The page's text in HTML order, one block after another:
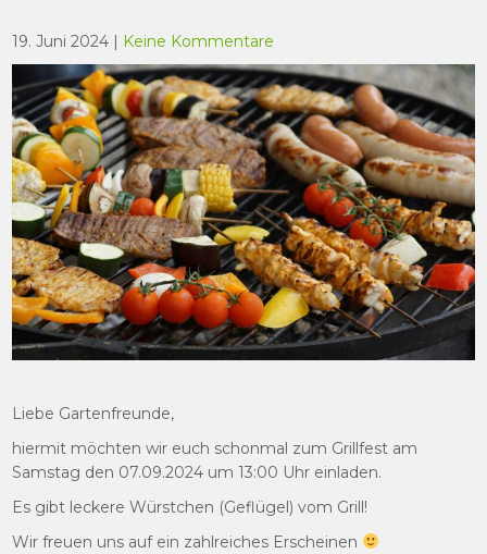
19. Juni 2024 | Keine Kommentare
Liebe Gartenfreunde,
hiermit möchten wir euch schonmal zum Grillfest am
Samstag den 07.09.2024 um 13:00 Uhr einladen.
Es gibt leckere Würstchen (Geflügel) vom Grill!
Wir freuen uns auf ein zahlreiches Erscheinen